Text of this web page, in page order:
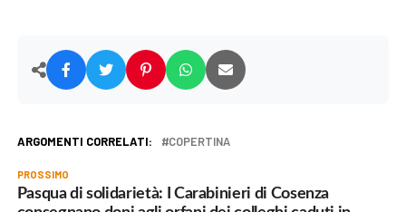
ARGOMENTI CORRELATI: COPERTINA
PROSSIMO
Pasqua di solidarietà: I Carabinieri di Cosenza